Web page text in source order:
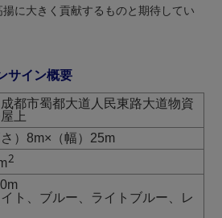
に大きく貢献するものと期待してい
サイン概要
都市蜀都大道人民東路大道物資
上
さ）8m×（幅）25m
2
ト、ブルー、ライトブルー、レ